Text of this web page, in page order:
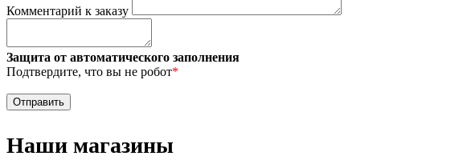
Комментарий к заказу
Защита от автоматического заполнения
Подтвердите, что вы не робот*
Наши магазины